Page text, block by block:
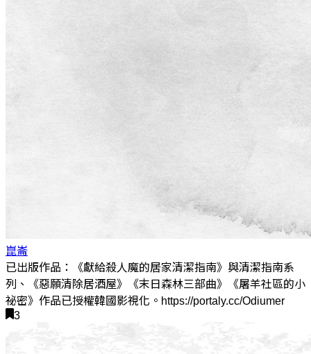
崑崙
已出版作品：《獻給殺人魔的居家清潔指南》與清潔指南系
列、《惡願清除居酒屋》《末日森林三部曲》《屠羊社區的小
祕密》作品已授權韓國影視化。https://portaly.cc/Odiumer
3